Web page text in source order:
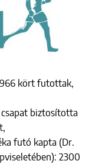
kört futottak,
biztosította
futó kapta (Dr.
2300